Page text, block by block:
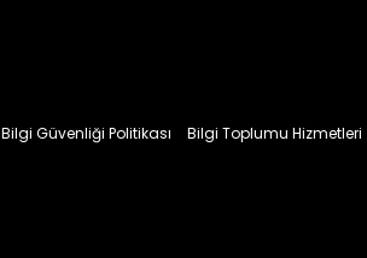
Bilgi Güvenliği Politikası Bilgi Toplumu Hizmetleri